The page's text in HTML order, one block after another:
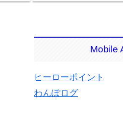
Mobile
ヒーローポイント
わんぽログ